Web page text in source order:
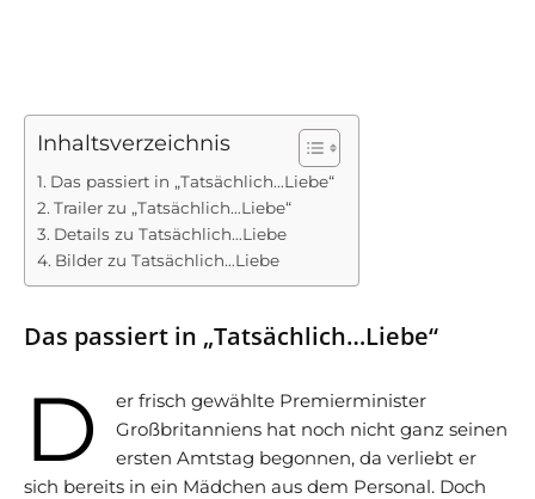
Inhaltsverzeichnis
Das passiert in „Tatsächlich…Liebe“
Trailer zu „Tatsächlich…Liebe“
Details zu Tatsächlich…Liebe
Bilder zu Tatsächlich…Liebe
Das passiert in „Tatsächlich…Liebe“
D
er frisch gewählte Premierminister
Großbritanniens hat noch nicht ganz seinen
ersten Amtstag begonnen, da verliebt er
sich bereits in ein Mädchen aus dem Personal. Doch